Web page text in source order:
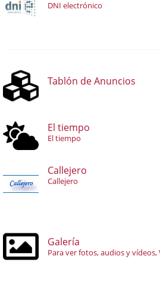
DNI electrónico
Tablón de Anuncios
El tiempo
El tiempo
Callejero
Callejero
Galería
Para ver fotos, audios y vídeos,